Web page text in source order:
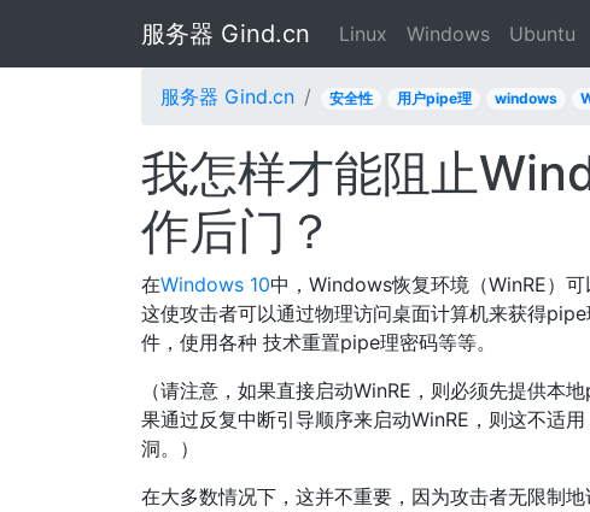
服务器 Gind.cn Linux Windows Ubuntu
服务器 Gind.cn 安全性 用户pipe理 windows
我怎样才能阻止
作后门？
在Windows 10中，Windows恢复环境（WinRE）可
这使攻击者可以通过物理访问桌面计算机来获得
件，使用各种 技术重置pipe理密码等等。
（请注意，如果直接启动WinRE，则必须先提供本
果通过反复中断引导顺序来启动WinRE，则这不适
洞。）
在大多数情况下，这并不重要，因为攻击者无限制